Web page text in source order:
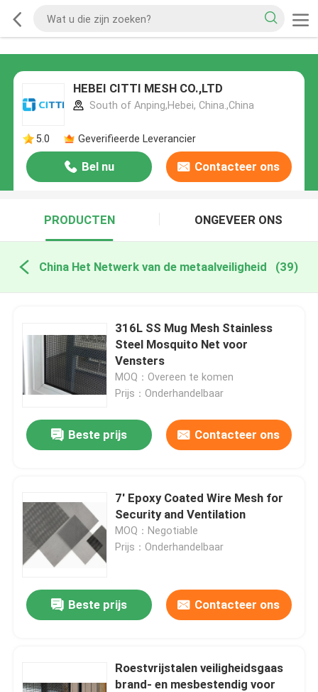
HEBEI CITTI MESH CO.,LTD
South of Anping,Hebei, China.,China
5.0 Geverifieerde Leverancier
Bel nu Contacteer ons
PRODUCTEN ONGEVEER ONS
China Het Netwerk van de metaalveiligheid (39)
316L SS Mug Mesh Stainless
Steel Mosquito Net voor
Vensters
MOQ：Overeen te komen
Prijs：Onderhandelbaar
Beste prijs Contacteer ons
7' Epoxy Coated Wire Mesh for
Security and Ventilation
MOQ：Negotiable
Prijs：Onderhandelbaar
Beste prijs Contacteer ons
Roestvrijstalen veiligheidsgaas
brand- en mesbestendig voor